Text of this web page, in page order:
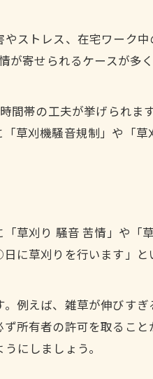
リスクを下げる準備
に対応する心構え
ールと注意点
責任を正しく理解する
に確認すべき法的ルール
ストレス、在宅ワーク
寄せられるケースが
帯の工夫が挙げられま
草刈機騒音規制」や「
草刈り 騒音 苦情」や「
草刈りを行います」と
例えば、雑草が伸びす
所有者の許可を取るこ
にしましょう。